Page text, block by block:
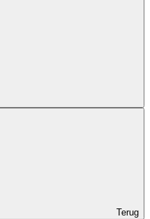
Terug